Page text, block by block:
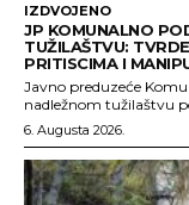
IZDVOJENO
JP KOMUNALNO
TUŽILAŠTVU:
PRITISCIMA I
Javno preduzeće
nadležnom tužilaštvu
6. Augusta 2026.